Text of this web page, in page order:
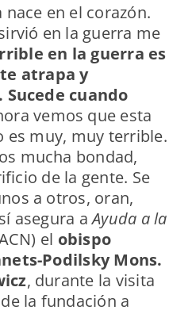
nace en el corazón.
en la guerra me
en la guerra es
atrapa y
cuando
vemos que esta
es muy, muy terrible.
mucha bondad,
de la gente. Se
a otros, oran,
asegura aAyuda a la
el obispo
Podilsky Mons.
, durante la visita
la fundación a